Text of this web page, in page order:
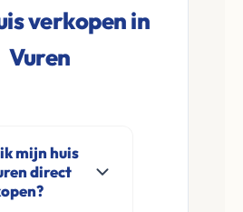
verkopen in
Vuren
mijn huis
direct